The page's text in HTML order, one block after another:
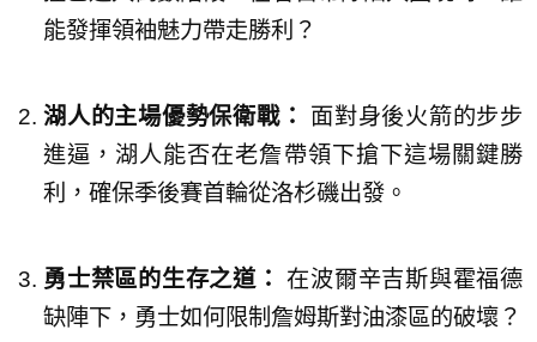
能發揮領袖魅力帶走勝利？
湖人的主場優勢保衛戰：
面對身後火箭的步步
進逼，湖人能否在老詹帶領下搶下這場關鍵勝
利，確保季後賽首輪從洛杉磯出發。
勇士禁區的生存之道：
在波爾辛吉斯與霍福德
缺陣下，勇士如何限制詹姆斯對油漆區的破壞？